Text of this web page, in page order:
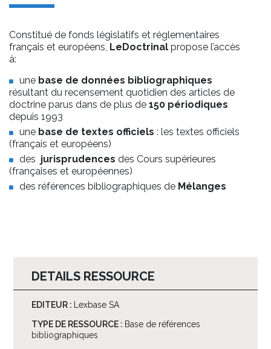
Constitué de fonds législatifs et réglementaires
français et européens, LeDoctrinal propose l’accès
à:
une base de données bibliographiques
résultant du recensement quotidien des articles de
doctrine parus dans de plus de 150 périodiques
depuis 1993
une base de textes officiels : les textes officiels
(français et européens)
des jurisprudences des Cours supérieures
(françaises et européennes)
des références bibliographiques de Mélanges
DETAILS RESSOURCE
EDITEUR :
Lexbase SA
TYPE DE RESSOURCE : Base de références
bibliographiques